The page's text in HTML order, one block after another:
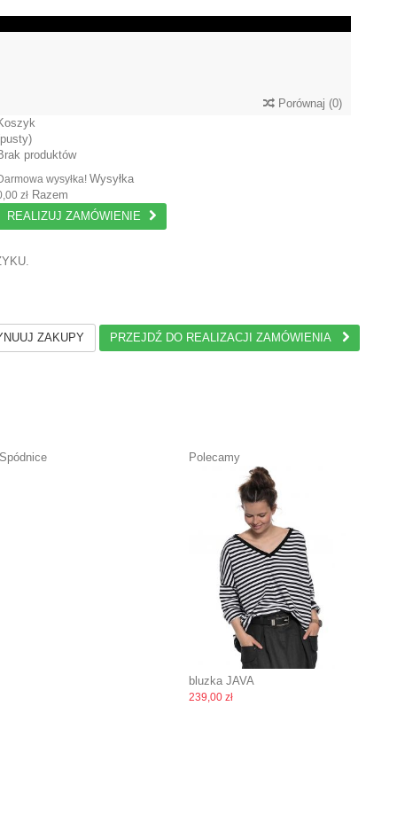
Porównaj (0)
produktów
wysyłka!Wysyłka
zł Razem
REALIZUJ ZAMÓWIENIE
ZAKUPY
PRZEJDŹ DO REALIZACJI ZAMÓWIENIA
Spódnice
Polecamy
bluzka JAVA
239,00 zł